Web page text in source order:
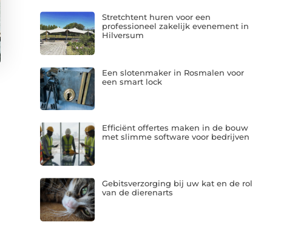
Stretchtent huren voor een
professioneel zakelijk evenement in
Hilversum
Een slotenmaker in Rosmalen voor
een smart lock
Efficiënt offertes maken in de bouw
met slimme software voor bedrijven
Gebitsverzorging bij uw kat en de rol
van de dierenarts